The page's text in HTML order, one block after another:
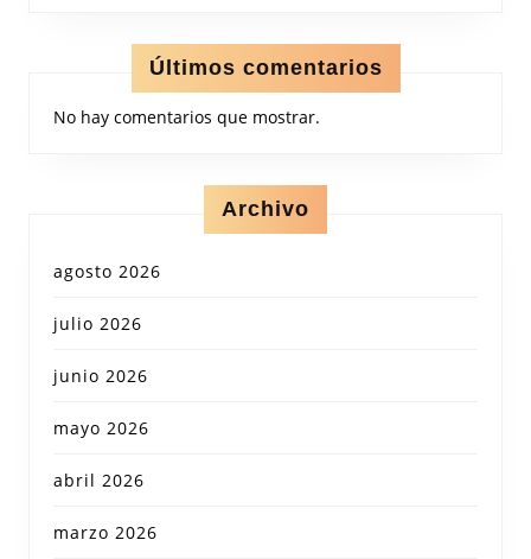
Últimos comentarios
No hay comentarios que mostrar.
Archivo
agosto 2026
julio 2026
junio 2026
mayo 2026
abril 2026
marzo 2026